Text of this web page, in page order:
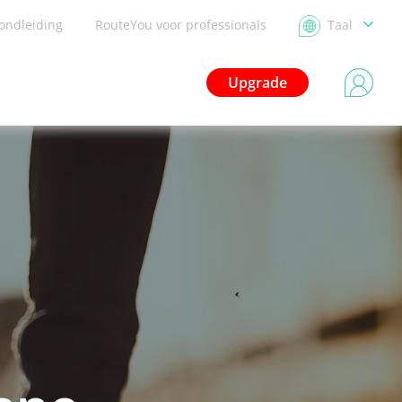
RouteYou voor professionals Taal
Upgrade